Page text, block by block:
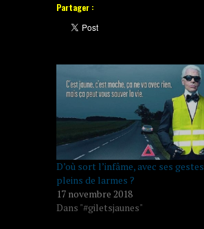
Partager :
D’où sort l’infâme, avec ses gestes
pleins de larmes ?
17 novembre 2018
Dans "#giletsjaunes"